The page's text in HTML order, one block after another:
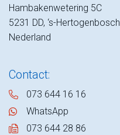
Hambakenwetering 5C
5231 DD, ‘s-Hertogenbosch
Nederland
Contact:
073 644 16 16
WhatsApp
073 644 28 86